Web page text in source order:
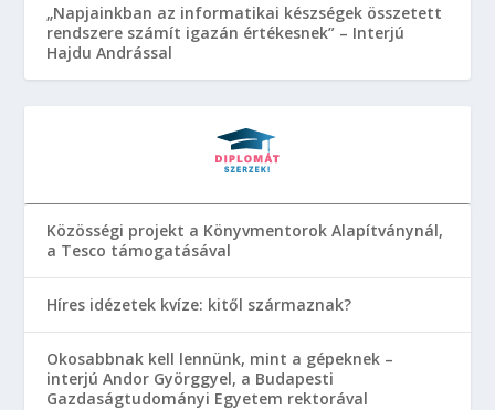
„Napjainkban az informatikai készségek összetett
rendszere számít igazán értékesnek” – Interjú
Hajdu Andrással
Közösségi projekt a Könyvmentorok Alapítványnál,
a Tesco támogatásával
Híres idézetek kvíze: kitől származnak?
Okosabbnak kell lennünk, mint a gépeknek –
interjú Andor Györggyel, a Budapesti
Gazdaságtudományi Egyetem rektorával